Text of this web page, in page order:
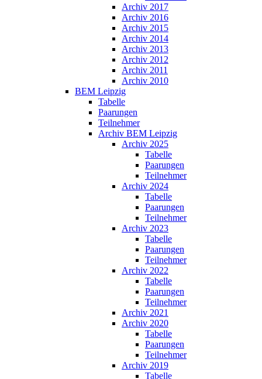
Archiv 2017
Archiv 2016
Archiv 2015
Archiv 2014
Archiv 2013
Archiv 2012
Archiv 2011
Archiv 2010
BEM Leipzig
Tabelle
Paarungen
Teilnehmer
Archiv BEM Leipzig
Archiv 2025
Tabelle
Paarungen
Teilnehmer
Archiv 2024
Tabelle
Paarungen
Teilnehmer
Archiv 2023
Tabelle
Paarungen
Teilnehmer
Archiv 2022
Tabelle
Paarungen
Teilnehmer
Archiv 2021
Archiv 2020
Tabelle
Paarungen
Teilnehmer
Archiv 2019
Tabelle